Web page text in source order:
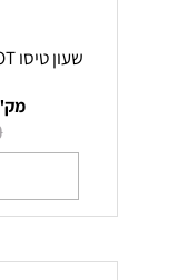
שעון טיסו TISSOT לגבר T063.907.22.038.01